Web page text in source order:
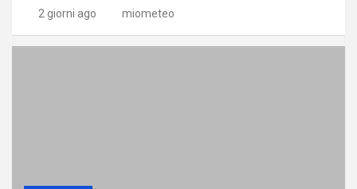
2 giorni ago miometeo